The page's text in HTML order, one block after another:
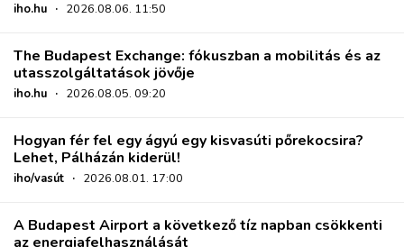
iho.hu · 2026.08.06. 11:50
The Budapest Exchange: fókuszban a mobilitás és az
utasszolgáltatások jövője
iho.hu · 2026.08.05. 09:20
Hogyan fér fel egy ágyú egy kisvasúti pőrekocsira?
Lehet, Pálházán kiderül!
iho/vasút · 2026.08.01. 17:00
A Budapest Airport a következő tíz napban csökkenti
az energiafelhasználását